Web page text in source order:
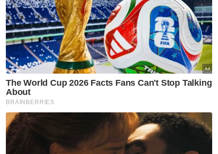
Mujurlah anak-anak saya rajin membantu, "
katanya.
Sementara itu, Kimi berkata, lebih 10 orang
yang sudah menyatakan hasrat mahu
mengambil anaknya yang baru dilahirkan itu
sebagai anak angkat.
Namun, katanya, walau susah macam mana
sekalipun dia tidak akan menyerahkan
anaknya kepada orang lain.
"Saya akui mula-mula keadaan akan jadi